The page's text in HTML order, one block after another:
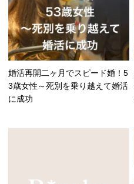
婚活再開二ヶ月でスピード婚！5
3歳女性～死別を乗り越えて婚活
に成功